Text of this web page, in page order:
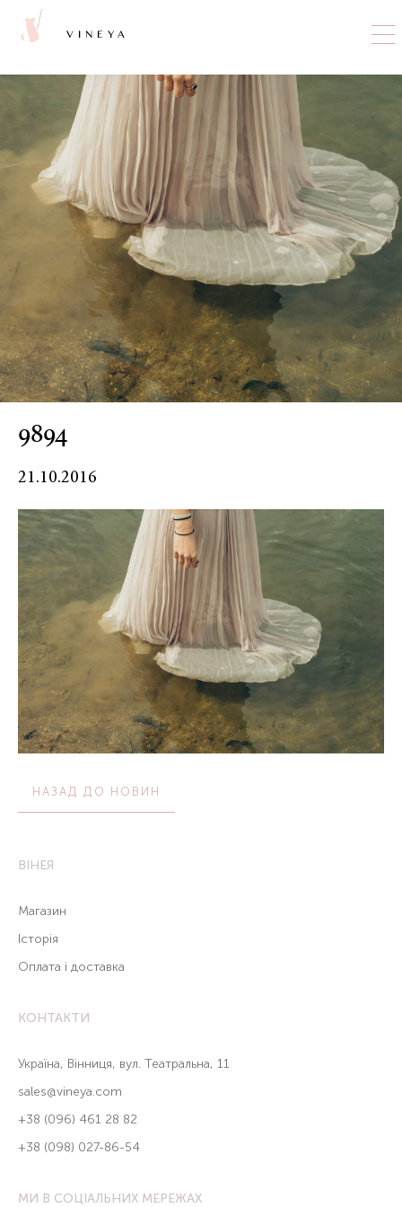
VINEYA
9894
21.10.2016
НАЗАД ДО НОВИН
ВІНЕЯ
Магазин
Історія
Оплата і доставка
КОНТАКТИ
Україна, Вінниця, вул. Театральна, 11
sales@vineya.com
+38 (096) 461 28 82
+38 (098) 027-86-54
МИ В СОЦІАЛЬНИХ МЕРЕЖАХ